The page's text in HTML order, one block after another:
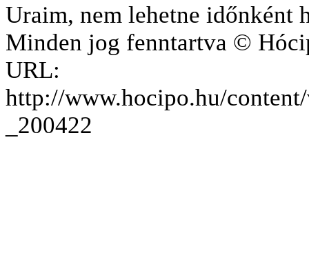
Uraim, nem lehetne időnként
Minden jog fenntartva ©
URL:
http://www.hocipo.hu/
_200422